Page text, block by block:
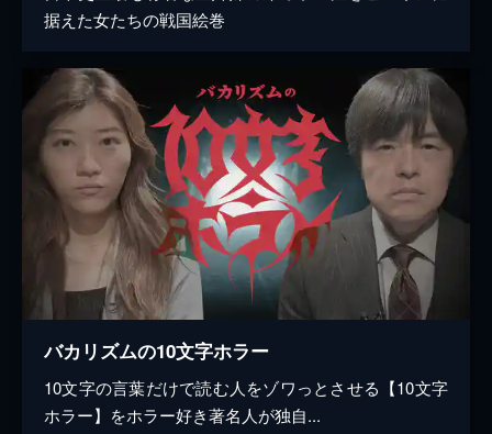
据えた女たちの戦国絵巻
バカリズムの10文字ホラー
10文字の言葉だけで読む人をゾワっとさせる【10文字
ホラー】をホラー好き著名人が独自...